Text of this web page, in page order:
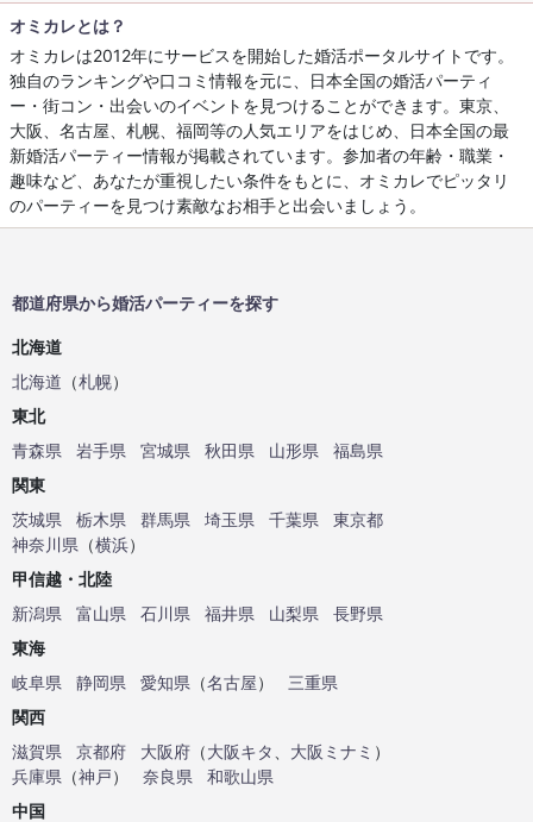
オミカレとは？
オミカレは2012年にサービスを開始した婚活ポータルサイトです。
独自のランキングや口コミ情報を元に、日本全国の婚活パーティ
ー・街コン・出会いのイベントを見つけることができます。東京、
大阪、名古屋、札幌、福岡等の人気エリアをはじめ、日本全国の最
新婚活パーティー情報が掲載されています。参加者の年齢・職業・
趣味など、あなたが重視したい条件をもとに、オミカレでピッタリ
のパーティーを見つけ素敵なお相手と出会いましょう。
都道府県から婚活パーティーを探す
北海道
北海道 （札幌）
東北
青森県
岩手県 宮城県 秋田県 山形県
福島県
関東
茨城県
栃木県 群馬県 埼玉県 千葉県
東京都
神奈川県 （横浜）
甲信越・北陸
新潟県
富山県 石川県 福井県 山梨県
長野県
東海
岐阜県
静岡県 愛知県 （名古屋）
三重県
関西
滋賀県
京都府 大阪府 （大阪キタ 大阪ミナミ ）
兵庫県 （神戸） 奈良県
和歌山県
中国